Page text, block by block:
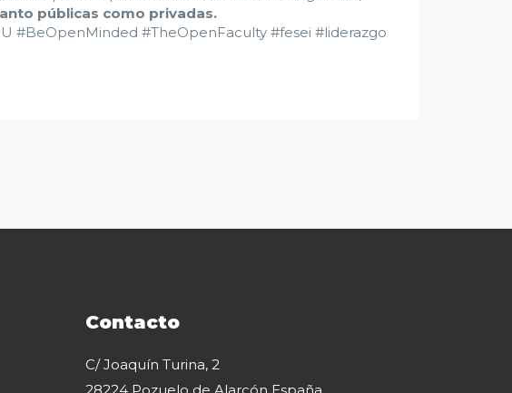
públicas como privadas.
#BeOpenMinded #TheOpenFaculty #fesei #liderazgo
Contacto
C/ Joaquín Turina, 2